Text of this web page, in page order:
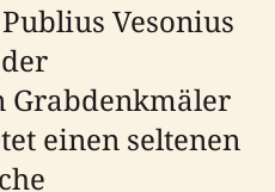
Vesonius
Grabdenkmäler
einen seltenen